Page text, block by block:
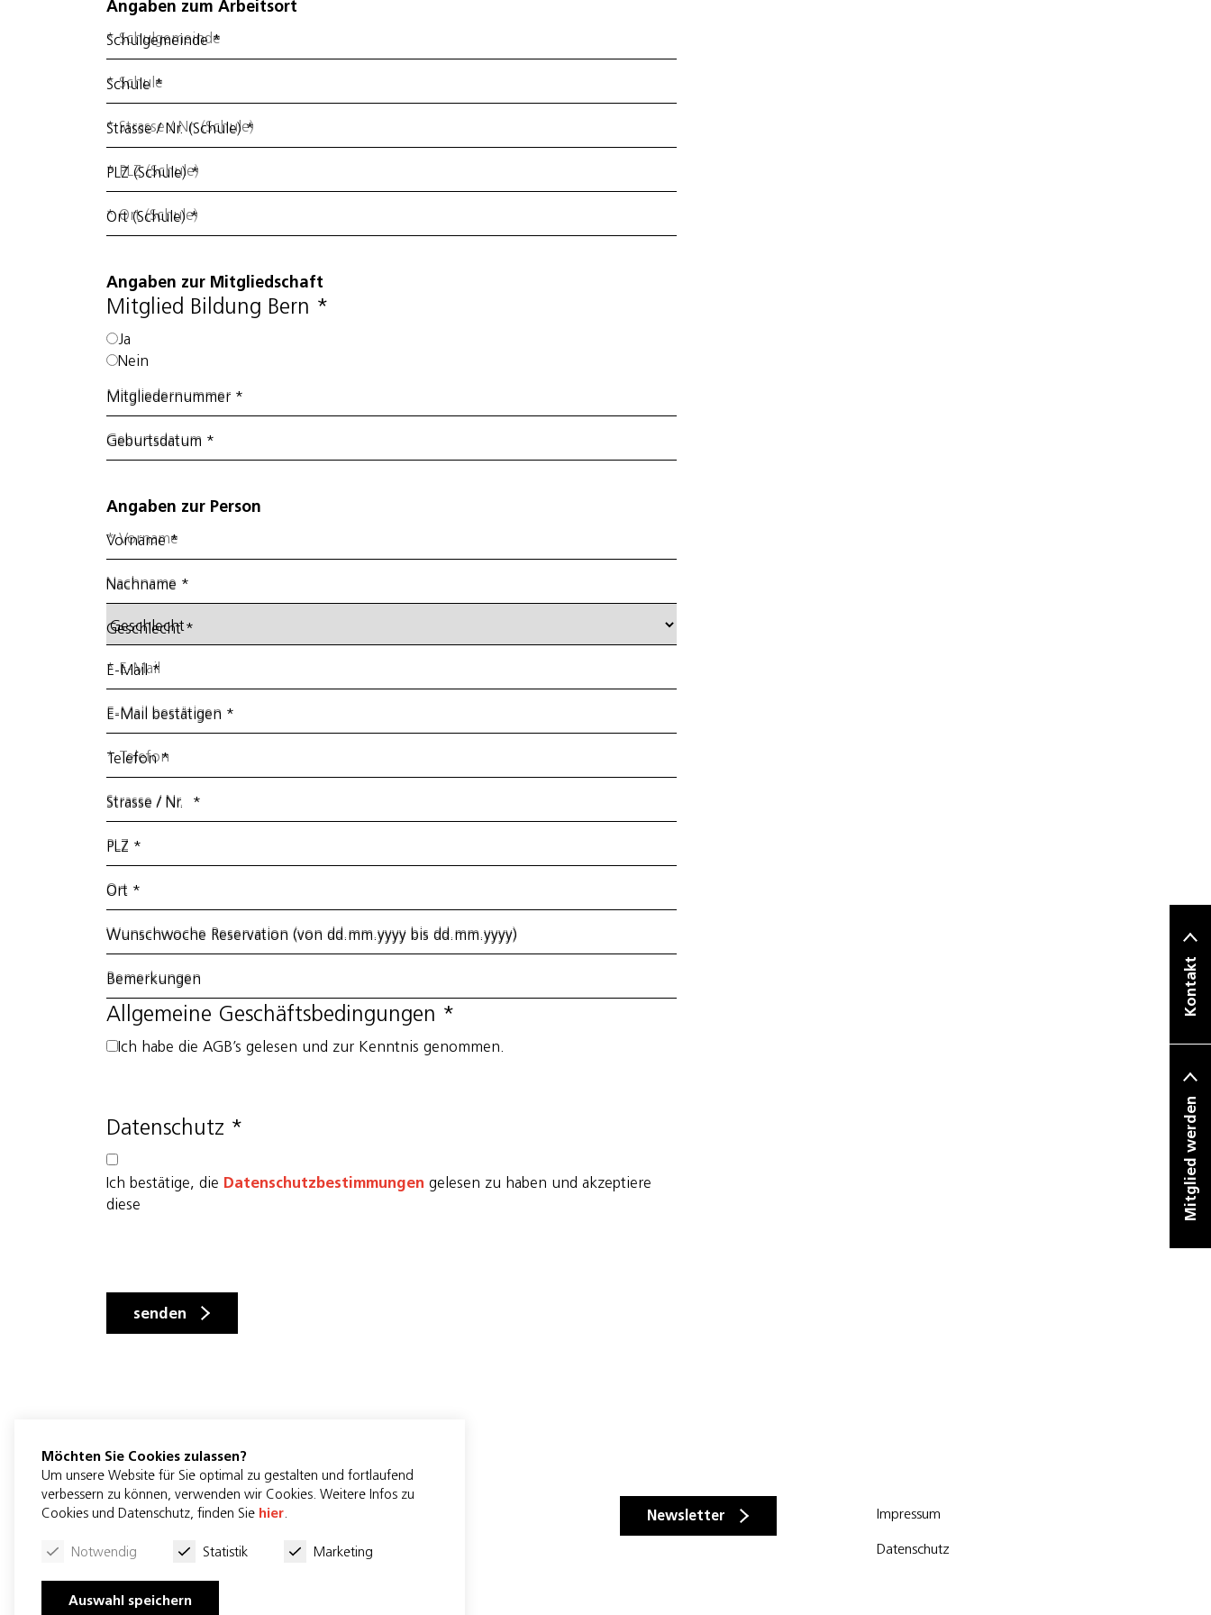
Angaben zum Arbeitsort
Schulgemeinde*
Schule*
Strasse / Nr. (Schule)*
PLZ (Schule)*
Ort (Schule)*
Angaben zur Mitgliedschaft
Ja
Nein
Mitglied Bildung Bern *
Mitgliedernummer *
Geburtsdatum *
Angaben zur Person
Vorname*
Nachname *
Geschlecht*
E-Mail*
E-Mail bestätigen *
Telefon*
Strasse / Nr. *
PLZ *
Ort *
Wunschwoche Reservation (von dd.mm.yyyy bis dd.mm.yyyy)
Bemerkungen
Ich habe die AGB’s gelesen und zur Kenntnis genommen.
Allgemeine Geschäftsbedingungen *
Ich bestätige, die Datenschutzbestimmungen gelesen zu haben und akzeptiere
diese
Datenschutz *
senden
Mitglied werden
Kontakt
Bildung Bern
3012 Bern
info@bildungbern.ch
Impressum
Datenschutz
Newsletter
Möchten Sie Cookies zulassen?
Um unsere Website für Sie optimal zu gestalten und fortlaufend
verbessern zu können, verwenden wir Cookies. Weitere Infos zu
Cookies und Datenschutz, finden Sie hier
Notwendig Statistik Marketing
Auswahl speichern